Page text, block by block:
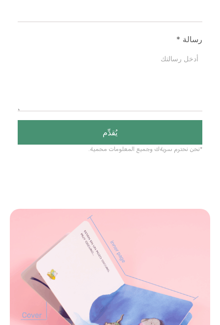
رسالة *
يُقدِّم
*نحن نحترم سريةك وجميع المعلومات محمية.